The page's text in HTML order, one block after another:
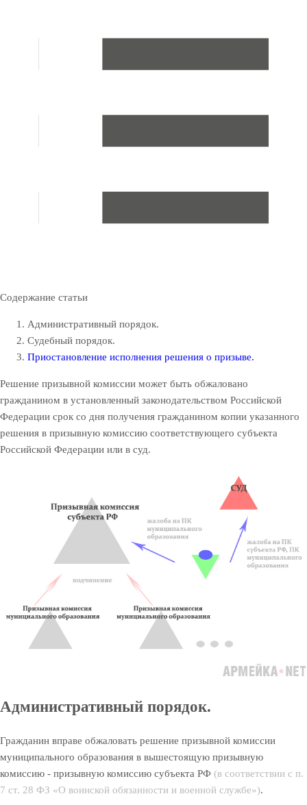
Содержание статьи
Административный порядок.
Судебный порядок.
Приостановление исполнения решения о призыве.
Решение призывной комиссии может быть обжаловано
гражданином в установленный законодательством Российской
Федерации срок со дня получения гражданином копии указанного
решения в призывную комиссию соответствующего субъекта
Российской Федерации или в суд.
Административный порядок.
Гражданин вправе обжаловать решение призывной комиссии
муниципального образования в вышестоящую призывную
комиссию - призывную комиссию субъекта РФ (в соответствии с п.
7 ст. 28 ФЗ «О воинской обязанности и военной службе»).